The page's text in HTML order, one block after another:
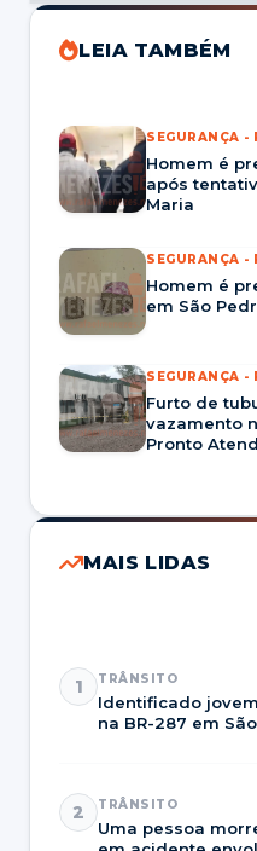
LEIA TAMBÉM
SEGURANÇA -
Homem é
após
Maria
SEGURANÇA -
Homem é
em São
SEGURANÇA -
Furto de
vazamento
Pronto
MAIS LIDAS
1 TRÂNSITO
Identificado
na BR-287 em
2 TRÂNSITO
Uma pessoa